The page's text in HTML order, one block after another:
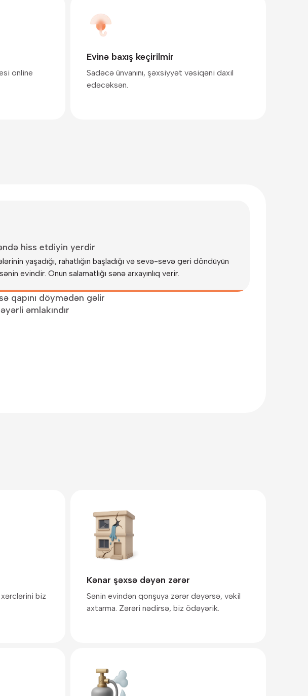
online
Evinə baxış keçirilmir
Sadəcə ünvanını, şəxsiyyət vəsiqəni daxil
edəcəksən.
hiss etdiyin yerdir
yaşadığı, rahatlığın başladığı və sevə-sevə geri döndüyün
evindir. Onun salamatlığı sənə arxayınlıq verir.
qapını döymədən gəlir
sürprizlərlə doludur. Bəzən evi su basır, oğrular «qonaq» gəlir. Heç
əmlakındır
biz
Kənar şəxsə dəyən zərər
Sənin evindən qonşuya zərər dəyərsə, vəkil
axtarma. Zərəri nədirsə, biz ödəyərik.